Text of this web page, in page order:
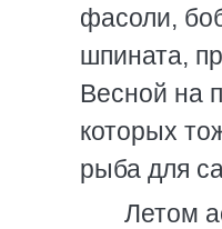
фасоли,
шпината,
Весной на
которых
рыба для
Летом